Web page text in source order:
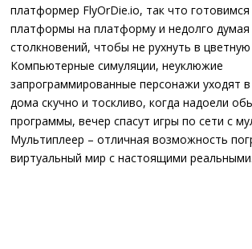
платформер FlyOrDie.io, так что готовимся
платформы на платформу и недолго думая
столкновений, чтобы не рухнуть в
Компьютерные симуляции, неуклюжие
запрограммированные персонажи уходят
дома скучно и тоскливо, когда надоели
программы, вечер спасут игры по сети с
Мультиплеер – отличная возможность
виртуальный мир с настоящими